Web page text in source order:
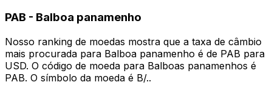
PAB - Balboa panamenho
Nosso ranking de moedas mostra que a taxa de câmbio
mais procurada para Balboa panamenho é de PAB para
USD. O código de moeda para Balboas panamenhos é
PAB. O símbolo da moeda é B/..